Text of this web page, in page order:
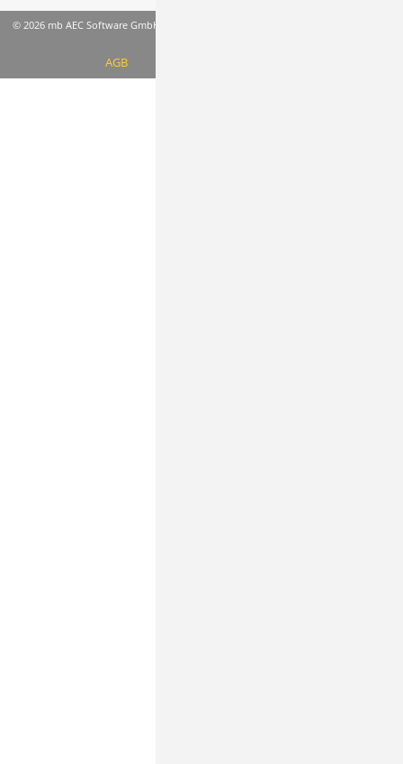
© 2026 mb AEC Software GmbH
AGB